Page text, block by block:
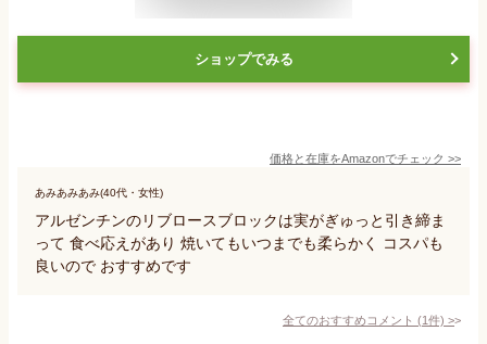
ショップでみる
価格と在庫をAmazonでチェック >>
あみあみあみ(40代・女性)
アルゼンチンのリブロースブロックは実がぎゅっと引き締ま
って 食べ応えがあり 焼いてもいつまでも柔らかく コスパも
良いので おすすめです
全てのおすすめコメント (1件) >